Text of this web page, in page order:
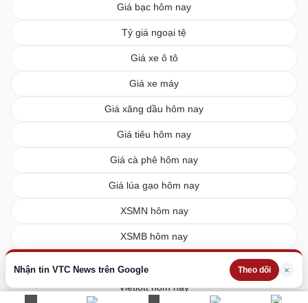
Nhận tin VTC News trên Google Theo dõi ×
Giá bạc hôm nay
Tỷ giá ngoại tệ
Giá xe ô tô
Giá xe máy
Giá xăng dầu hôm nay
Giá tiêu hôm nay
Giá cà phê hôm nay
Giá lúa gạo hôm nay
XSMN hôm nay
XSMB hôm nay
Vietlott hôm nay